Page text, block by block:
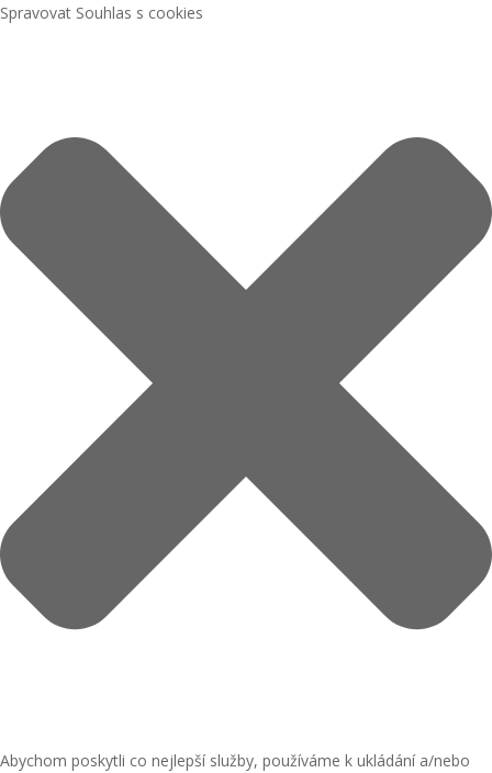
Spravovat Souhlas s cookies
Abychom poskytli co nejlepší služby, používáme k ukládání a/nebo